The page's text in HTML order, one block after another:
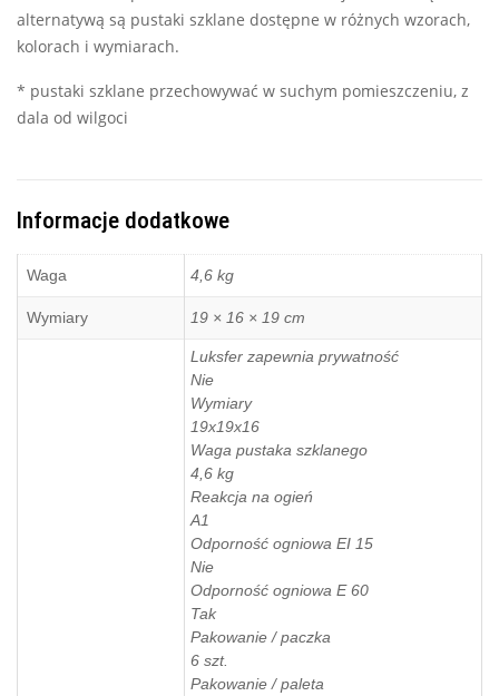
alternatywą są pustaki szklane dostępne w różnych wzorach,
kolorach i wymiarach.
* pustaki szklane przechowywać w suchym pomieszczeniu, z
dala od wilgoci
Informacje dodatkowe
Waga 4,6 kg
Wymiary 19 × 16 × 19 cm
Luksfer zapewnia prywatność
Nie
Wymiary
19x19x16
Waga pustaka szklanego
4,6 kg
Reakcja na ogień
A1
Odporność ogniowa EI 15
Nie
Odporność ogniowa E 60
Tak
Pakowanie / paczka
6 szt.
Pakowanie / paleta